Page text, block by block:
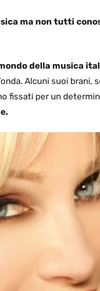
ma non tutti
della musica
Alcuni suoi brani,
fissati per un